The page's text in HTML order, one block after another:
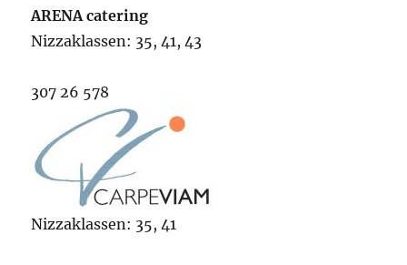
ARENA catering
Nizzaklassen: 35, 41, 43
307 26 578
Nizzaklassen: 35, 41